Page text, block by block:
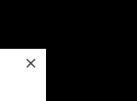
×